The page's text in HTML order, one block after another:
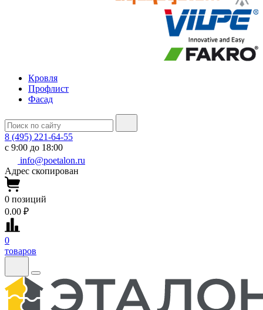
Кровля
Профлист
Фасад
8 (495) 221-64-55
с 9:00 до 18:00
info@poetalon.ru
Адрес скопирован
0 позиций
0.00 ₽
0
товаров